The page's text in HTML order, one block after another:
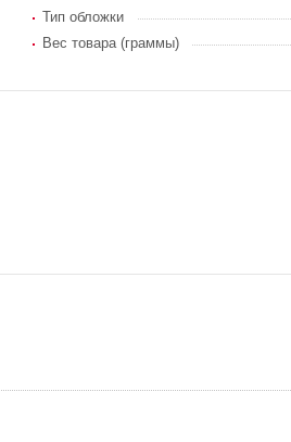
Тип обложки
Вес товара (граммы)